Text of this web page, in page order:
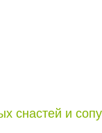
снастей и